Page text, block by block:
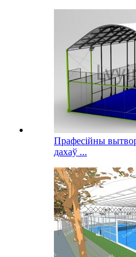
Прафесійны
дахаў ...